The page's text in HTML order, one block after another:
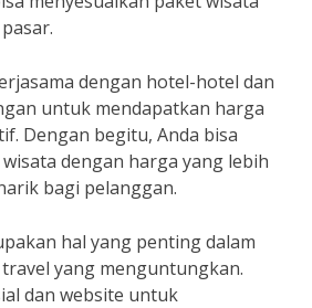
dengan hotel-hotel dan
untuk mendapatkan harga
Dengan begitu, Anda bisa
dengan harga yang lebih
bagi pelanggan.
hal yang penting dalam
yang menguntungkan.
dan website untuk